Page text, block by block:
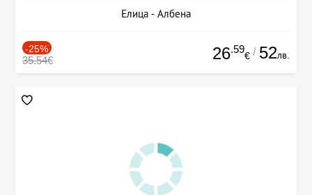
Елица - Албена
-25%
35.54€ 26.59
€ / 52лв.